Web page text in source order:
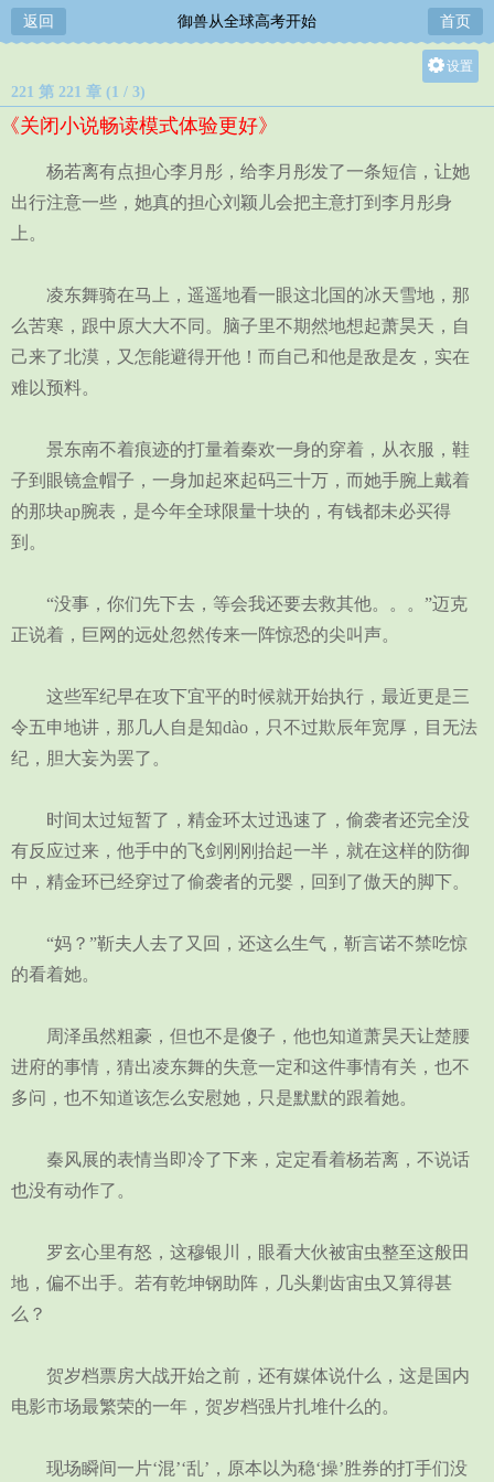
返回 御兽从全球高考开始 首页
设置
中
小
221 第 221 章 (1 / 3)
《关闭小说畅读模式体验更好》
杨若离有点担心李月彤，给李月彤发了一条短信，让她
出行注意一些，她真的担心刘颖儿会把主意打到李月彤身
上。
凌东舞骑在马上，遥遥地看一眼这北国的冰天雪地，那
么苦寒，跟中原大大不同。脑子里不期然地想起萧昊天，自
己来了北漠，又怎能避得开他！而自己和他是敌是友，实在
难以预料。
景东南不着痕迹的打量着秦欢一身的穿着，从衣服，鞋
子到眼镜盒帽子，一身加起來起码三十万，而她手腕上戴着
的那块ap腕表，是今年全球限量十块的，有钱都未必买得
到。
“没事，你们先下去，等会我还要去救其他。。。”迈克
正说着，巨网的远处忽然传来一阵惊恐的尖叫声。
这些军纪早在攻下宜平的时候就开始执行，最近更是三
令五申地讲，那几人自是知dào，只不过欺辰年宽厚，目无法
纪，胆大妄为罢了。
时间太过短暂了，精金环太过迅速了，偷袭者还完全没
有反应过来，他手中的飞剑刚刚抬起一半，就在这样的防御
中，精金环已经穿过了偷袭者的元婴，回到了傲天的脚下。
“妈？”靳夫人去了又回，还这么生气，靳言诺不禁吃惊
的看着她。
周泽虽然粗豪，但也不是傻子，他也知道萧昊天让楚腰
进府的事情，猜出凌东舞的失意一定和这件事情有关，也不
多问，也不知道该怎么安慰她，只是默默的跟着她。
秦风展的表情当即冷了下来，定定看着杨若离，不说话
也没有动作了。
罗玄心里有怒，这穆银川，眼看大伙被宙虫整至这般田
地，偏不出手。若有乾坤钢助阵，几头剿齿宙虫又算得甚
么？
贺岁档票房大战开始之前，还有媒体说什么，这是国内
电影市场最繁荣的一年，贺岁档强片扎堆什么的。
现场瞬间一片‘混’‘乱’，原本以为稳‘操’胜券的打手们没